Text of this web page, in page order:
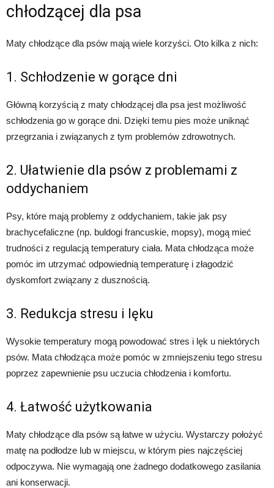
chłodzącej dla psa
Maty chłodzące dla psów mają wiele korzyści. Oto kilka z nich:
1. Schłodzenie w gorące dni
Główną korzyścią z maty chłodzącej dla psa jest możliwość
schłodzenia go w gorące dni. Dzięki temu pies może uniknąć
przegrzania i związanych z tym problemów zdrowotnych.
2. Ułatwienie dla psów z problemami z
oddychaniem
Psy, które mają problemy z oddychaniem, takie jak psy
brachycefaliczne (np. buldogi francuskie, mopsy), mogą mieć
trudności z regulacją temperatury ciała. Mata chłodząca może
pomóc im utrzymać odpowiednią temperaturę i złagodzić
dyskomfort związany z dusznością.
3. Redukcja stresu i lęku
Wysokie temperatury mogą powodować stres i lęk u niektórych
psów. Mata chłodząca może pomóc w zmniejszeniu tego stresu
poprzez zapewnienie psu uczucia chłodzenia i komfortu.
4. Łatwość użytkowania
Maty chłodzące dla psów są łatwe w użyciu. Wystarczy położyć
matę na podłodze lub w miejscu, w którym pies najczęściej
odpoczywa. Nie wymagają one żadnego dodatkowego zasilania
ani konserwacji.